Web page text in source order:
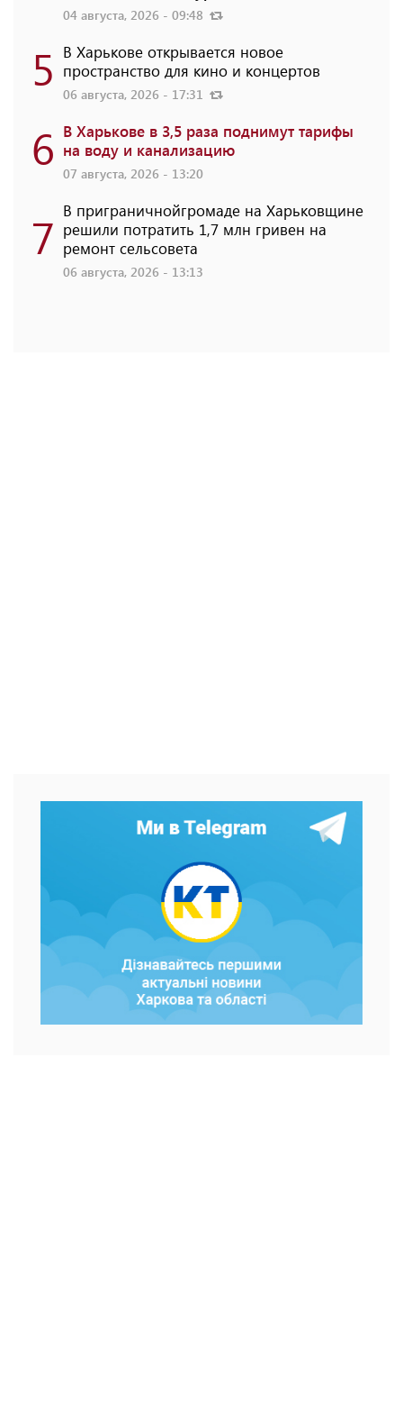
04 августа, 2026 - 09:48
5 В Харькове открывается новое
пространство для кино и концертов
06 августа, 2026 - 17:31
6 В Харькове в 3,5 раза поднимут тарифы
на воду и канализацию
07 августа, 2026 - 13:20
7 В приграничнойгромаде на Харьковщине
решили потратить 1,7 млн ​​гривен на
ремонт сельсовета
06 августа, 2026 - 13:13